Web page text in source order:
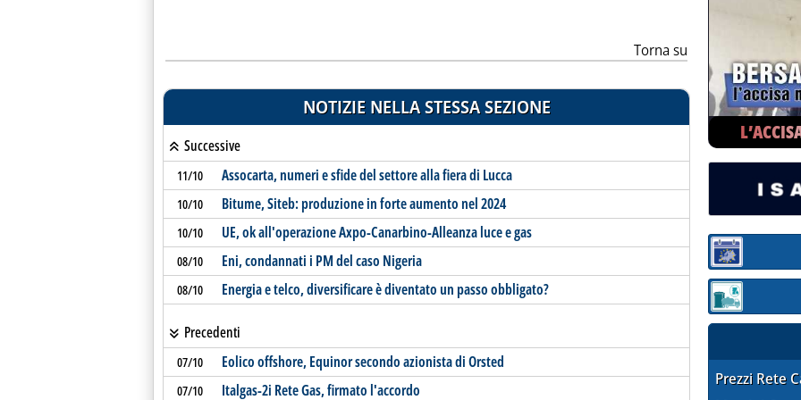
Torna su
NOTIZIE NELLA STESSA SEZIONE
Successive
11/10 Assocarta, numeri e sfide del settore alla fiera di Lucca
10/10 Bitume, Siteb: produzione in forte aumento nel 2024
10/10 UE, ok all'operazione Axpo-Canarbino-Alleanza luce e gas
08/10 Eni, condannati i PM del caso Nigeria
08/10 Energia e telco, diversificare è diventato un passo obbligato?
Precedenti
07/10 Eolico offshore, Equinor secondo azionista di Orsted
07/10 Italgas-2i Rete Gas, firmato l'accordo
Sezione:
Sezione:
Prezzi Rete